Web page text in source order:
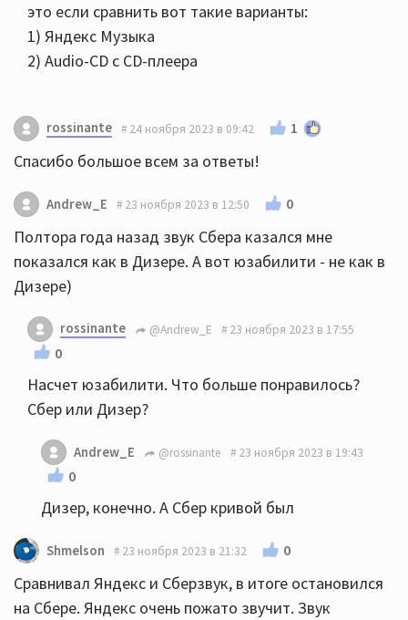
это если сравнить вот такие варианты:
1) Яндекс Музыка
2) Audio-CD с CD-плеера
rossinante 24 ноября 2023 в 09:42 1
Спасибо большое всем за ответы!
Andrew_E 23 ноября 2023 в 12:50 0
Полтора года назад звук Сбера казался мне
показался как в Дизере. А вот юзабилити - не как в
Дизере)
rossinante @Andrew_E 23 ноября 2023 в 17:55
0
Насчет юзабилити. Что больше понравилось?
Сбер или Дизер?
Andrew_E @rossinante 23 ноября 2023 в 19:43
0
Дизер, конечно. А Сбер кривой был
Shmelson 23 ноября 2023 в 21:32 0
Сравнивал Яндекс и Сберзвук, в итоге остановился
на Сбере. Яндекс очень пожато звучит. Звук